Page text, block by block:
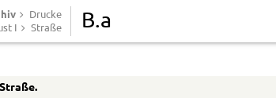
Drucke
I Straße B.a
Straße.